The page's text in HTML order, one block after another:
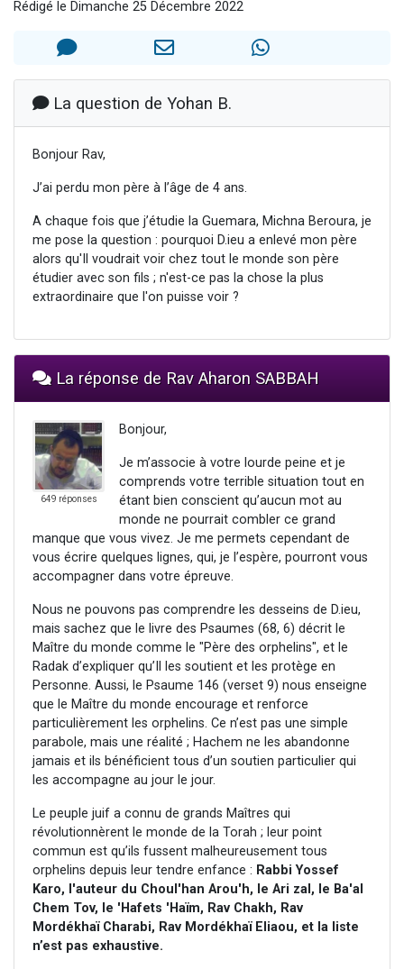
Il reste 49 places pour étudier en groupe sur Zoom
12 nouvelles musiques dans Torah-Box Music
2 personnes viennent de nous rejoindre sur WhatsApp
Rédigé le Dimanche 25 Décembre 2022
La question de Yohan B.
Bonjour Rav,
J’ai perdu mon père à l’âge de 4 ans.
A chaque fois que j’étudie la Guemara, Michna Beroura, je
me pose la question : pourquoi D.ieu a enlevé mon père
alors qu'Il voudrait voir chez tout le monde son père
étudier avec son fils ; n'est-ce pas la chose la plus
extraordinaire que l'on puisse voir ?
La réponse de Rav Aharon SABBAH
649 réponses
Bonjour,
Je m’associe à votre lourde peine et je
comprends votre terrible situation tout en
étant bien conscient qu’aucun mot au
monde ne pourrait combler ce grand
manque que vous vivez. Je me permets cependant de
vous écrire quelques lignes, qui, je l’espère, pourront vous
accompagner dans votre épreuve.
Nous ne pouvons pas comprendre les desseins de D.ieu,
mais sachez que le livre des Psaumes (68, 6) décrit le
Maître du monde comme le "Père des orphelins", et le
Radak d’expliquer qu’Il les soutient et les protège en
Personne. Aussi, le Psaume 146 (verset 9) nous enseigne
que le Maître du monde encourage et renforce
particulièrement les orphelins. Ce n’est pas une simple
parabole, mais une réalité ; Hachem ne les abandonne
jamais et ils bénéficient tous d’un soutien particulier qui
les accompagne au jour le jour.
Le peuple juif a connu de grands Maîtres qui
révolutionnèrent le monde de la Torah ; leur point
commun est qu’ils fussent malheureusement tous
orphelins depuis leur tendre enfance : Rabbi Yossef
Karo, l'auteur du Choul'han Arou'h, le Ari zal, le Ba'al
Chem Tov, le 'Hafets 'Haïm, Rav Chakh, Rav
Mordékhaï Charabi, Rav Mordékhaï Eliaou, et la liste
n’est pas exhaustive.